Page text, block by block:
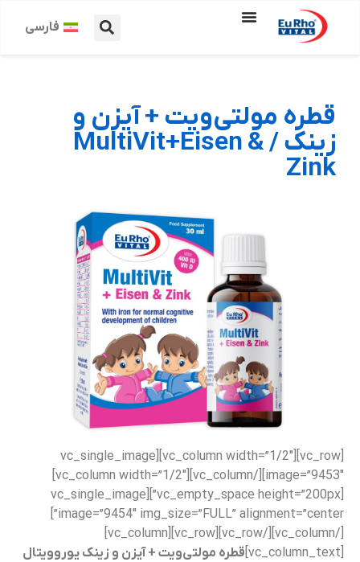
فارسی
قطره مولتی‌ویت + آیزن و
زینک / MultiVit+Eisen &
Zink
[vc_row][vc_column width=”1/2″][vc_single_image
image=”9453″][/vc_column][vc_column width=”1/2″]
[vc_empty_space height=”200px”][vc_single_image
image=”9454″ img_size=”FULL” alignment=”center”]
[/vc_column][/vc_row][vc_row][vc_column]
[vc_column_text]
قطره مولتی‌ویت + آیزن و زینک یوروویتال